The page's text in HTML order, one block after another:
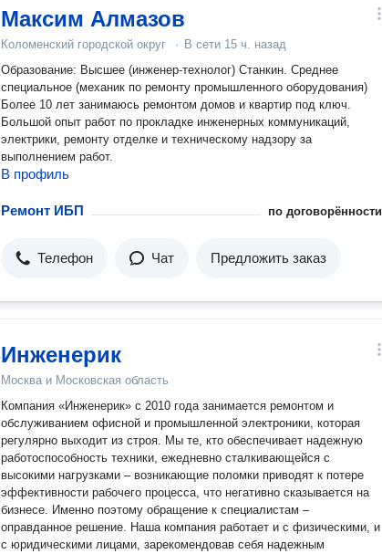
Максим Алмазов
Коломенский городской округ · В сети 15 ч. назад
Образование: Высшее (инженер-технолог) Станкин. Среднее
специальное (механик по ремонту промышленного оборудования)
Более 10 лет занимаюсь ремонтом домов и квартир под ключ.
Большой опыт работ по прокладке инженерных коммуникаций,
электрики, ремонту отделке и техническому надзору за
выполнением работ.
В профиль
Ремонт ИБП по договорённости
Телефон Чат Предложить заказ
Инженерик
Москва и Московская область
Компания «Инженерик» с 2010 года занимается ремонтом и
обслуживанием офисной и промышленной электроники, которая
регулярно выходит из строя. Мы те, кто обеспечивает надежную
работоспособность техники, ежедневно сталкивающейся с
высокими нагрузками – возникающие поломки приводят к потере
эффективности рабочего процесса, что негативно сказывается на
бизнесе. Именно поэтому обращение к специалистам –
оправданное решение. Наша компания работает и с физическими, и
с юридическими лицами, зарекомендовав себя надежным